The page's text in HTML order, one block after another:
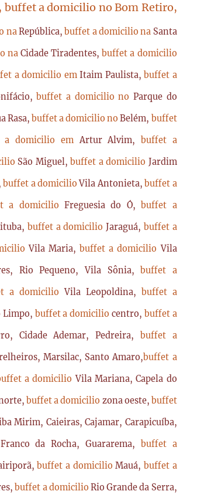
buffet a domicilio no Bom Retiro,
naRepública,buffet a domicilio na Santa
na Cidade Tiradentes,buffet a domicilio
a domicilio emItaim Paulista,buffet a
buffet a domicilio no Parque do
Rasa, buffet a domicilio noBelém, buffet
a domicilio emArtur Alvim, buffet a
São Miguel,buffet a domicilio Jardim
buffet a domicilioVila Antonieta,buffet a
a domicilio Freguesia do Ó,buffet a
buffet a domicilioJaraguá, buffet a
Vila Maria,buffet a domicilioVila
Rio Pequeno, Vila Sônia,buffet a
a domicilioVila Leopoldina, buffet a
Limpo, buffet a domiciliocentro, buffet a
Cidade Ademar, Pedreira, buffet a
Marsilac, Santo Amaro,buffet a
a domicilioVila Mariana, Capela do
buffet a domicilio zona oeste, buffet
Mirim, Caieiras, Cajamar, Carapicuíba,
da Rocha, Guararema, buffet a
buffet a domicilioMauá, buffet a
buffet a domicilio Rio Grande da Serra,